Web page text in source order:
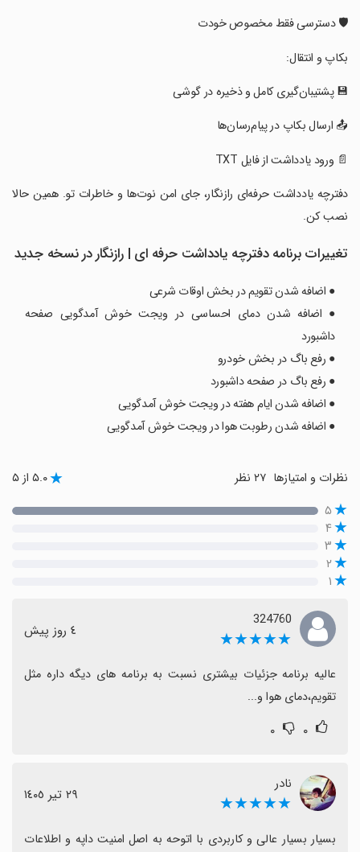
‏‏‏‏‏‏🛡️ دسترسی فقط مخصوص خودت
‏‏‏‏‏‏بکاپ و انتقال:
‏‏‏‏‏‏💾 پشتیبان‌گیری کامل و ذخیره در گوشی
‏‏‏‏‏‏📤 ارسال بکاپ در پیام‌رسان‌ها
‏‏‏‏‏‏📄 ورود یادداشت از فایل TXT
‏‏‏‏‏‏دفترچه یادداشت حرفه‌ای رازنگار، جای امن نوت‌ها و خاطرات تو. همین حالا
نصب کن.
تغییرات برنامه ‏‏‏‏‏‏‏دفترچه یادداشت حرفه ای | رازنگار در نسخه جدید
● اضافه شدن تقویم در بخش اوقات شرعی
● اضافه شدن دمای احساسی در ویجت خوش آمدگویی صفحه
داشبورد
● رفع باگ در بخش خودرو
● رفع باگ در صفحه داشبورد
● اضافه شدن ایام هفته در ویجت خوش آمدگویی
● اضافه شدن رطوبت هوا در ویجت خوش آمدگویی
نظرات و امتیازها ۵.۰ از ۵
۵
۴
۳
۲
۱
324760
★★★★★ ٤ روز پیش
تقویم،دمای هوا و...
۰ ۰
نادر
★★★★★ ٢٩ تیر ١٤٠٥